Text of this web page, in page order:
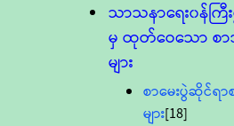
သာသနာရေး၀န်ကြီ
မှ ထုတ်ဝေသော စ
များ
စာမေးပွဲဆိုင်ရ
များ[18]